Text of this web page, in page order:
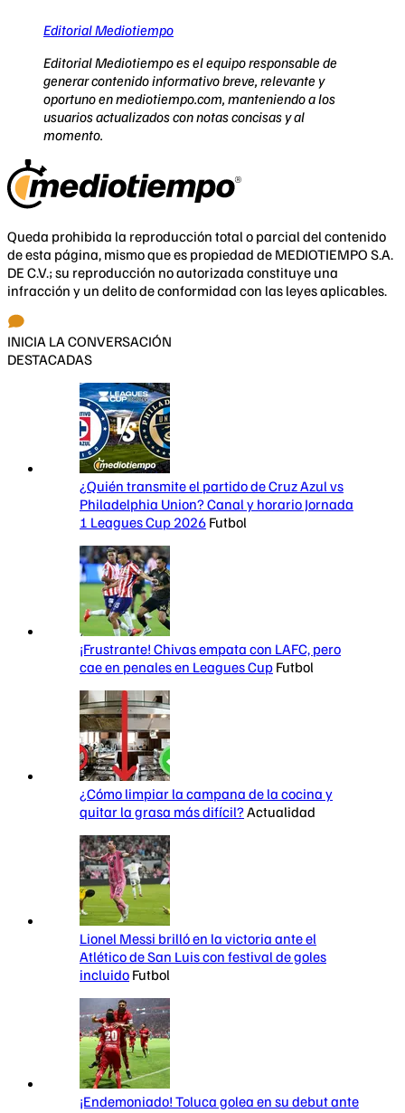
Editorial Mediotiempo
Editorial Mediotiempo es el equipo responsable de
generar contenido informativo breve, relevante y
oportuno en mediotiempo.com, manteniendo a los
usuarios actualizados con notas concisas y al
momento.
Queda prohibida la reproducción total o parcial del contenido
de esta página, mismo que es propiedad de MEDIOTIEMPO S.A.
DE C.V.; su reproducción no autorizada constituye una
infracción y un delito de conformidad con las leyes aplicables.
INICIA LA CONVERSACIÓN
DESTACADAS
¿Quién transmite el partido de Cruz Azul vs
Philadelphia Union? Canal y horario Jornada
1 Leagues Cup 2026 Futbol
¡Frustrante! Chivas empata con LAFC, pero
cae en penales en Leagues Cup Futbol
¿Cómo limpiar la campana de la cocina y
quitar la grasa más difícil?Actualidad
Lionel Messi brilló en la victoria ante el
Atlético de San Luis con festival de goles
incluido Futbol
¡Endemoniado! Toluca golea en su debut ante